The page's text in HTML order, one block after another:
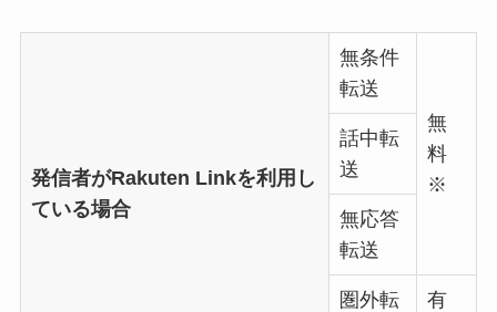
発信者がRakuten Linkを利用し
ている場合
無条件
転送
無
料
※
話中転
送
無応答
転送
圏外転
有